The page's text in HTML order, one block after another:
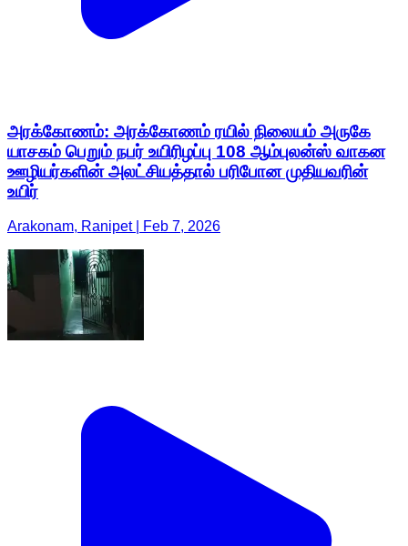
அரக்கோணம்: அரக்கோணம் ரயில் நிலையம் அருகே
யாசகம் பெறும் நபர் உயிரிழப்பு 108 ஆம்புலன்ஸ் வாகன
ஊழியர்களின் அலட்சியத்தால் பரிபோன முதியவரின்
உயிர்
Arakonam, Ranipet | Feb 7, 2026